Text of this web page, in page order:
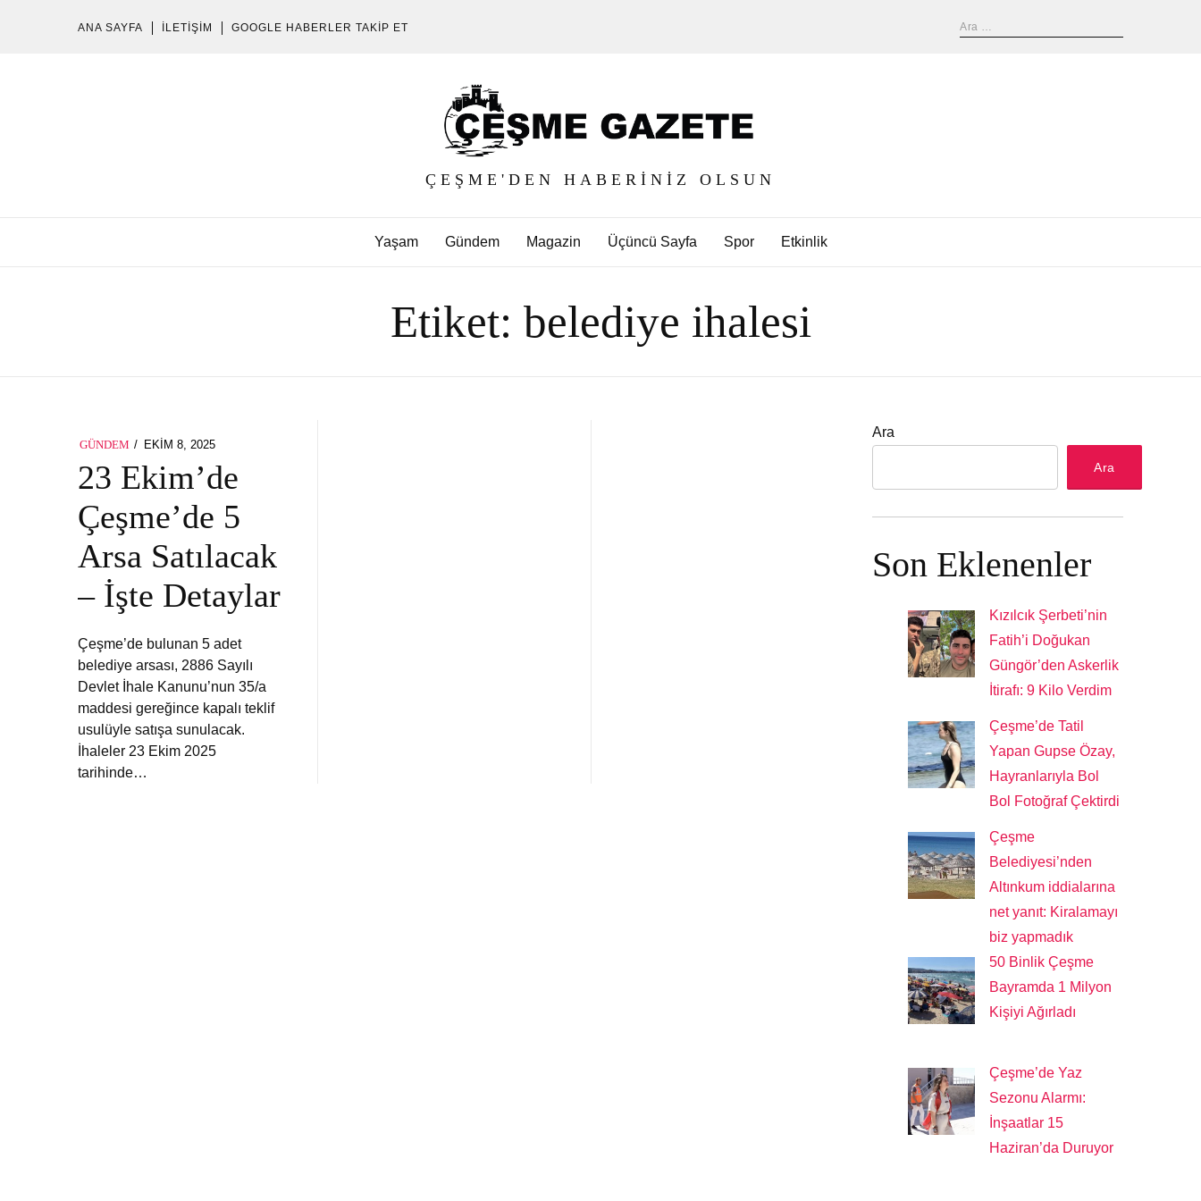
ANA SAYFA İLETIŞIM GOOGLE HABERLER TAKIP ET
ÇEŞME'DEN HABERINIZ OLSUN
Yaşam Gündem Magazin Üçüncü Sayfa Spor Etkinlik
Etiket: belediye ihalesi
GÜNDEM
POSTED
ON
EKIM 8, 2025
23 Ekim’de
Çeşme’de 5
Arsa Satılacak
– İşte Detaylar
Çeşme’de bulunan 5 adet
belediye arsası, 2886 Sayılı
Devlet İhale Kanunu’nun 35/a
maddesi gereğince kapalı teklif
usulüyle satışa sunulacak.
İhaleler 23 Ekim 2025
tarihinde…
Ara
Ara
Son Eklenenler
Kızılcık Şerbeti’nin
Fatih’i Doğukan
Güngör’den Askerlik
İtirafı: 9 Kilo Verdim
Çeşme’de Tatil
Yapan Gupse Özay,
Hayranlarıyla Bol
Bol Fotoğraf Çektirdi
Çeşme
Belediyesi’nden
Altınkum iddialarına
net yanıt: Kiralamayı
biz yapmadık
50 Binlik Çeşme
Bayramda 1 Milyon
Kişiyi Ağırladı
Çeşme’de Yaz
Sezonu Alarmı:
İnşaatlar 15
Haziran’da Duruyor